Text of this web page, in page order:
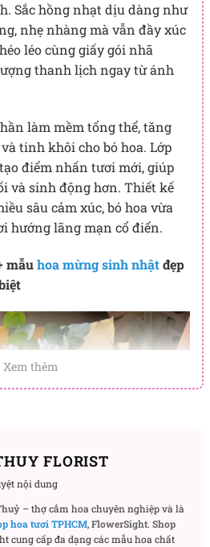
Sắc hồng nhạt dịu dàng như
nhẹ nhàng mà vẫn đầy xúc
léo cùng giấy gói nhã
thanh lịch ngay từ ánh
làm mềm tổng thể, tăng
tinh khôi cho bó hoa. Lớp
điểm nhấn tươi mới, giúp
và sinh động hơn. Thiết kế
sâu cảm xúc, bó hoa vừa
hướng lãng mạn cổ điển.
mẫuhoa mừng sinh nhậtđẹp
Xem thêm
FLORIST
nội dung
– thợ cắm hoa chuyên nghiệp và là
hoa tươi TPHCM,FlowerSight. Shop
cung cấp đa dạng các mẫu hoa chất